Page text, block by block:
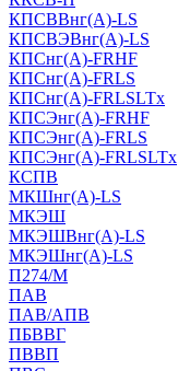
КПСВВнг(А)-LS
КПСВЭВнг(А)-LS
КПСнг(А)-FRHF
КПСнг(А)-FRLS
КПСнг(А)-FRLSLTx
КПСЭнг(А)-FRHF
КПСЭнг(А)-FRLS
КПСЭнг(А)-FRLSLTx
КСПВ
МКШнг(А)-LS
МКЭШ
МКЭШВнг(А)-LS
МКЭШнг(А)-LS
П274/М
ПАВ
ПАВ/АПВ
ПБВВГ
ПВВП